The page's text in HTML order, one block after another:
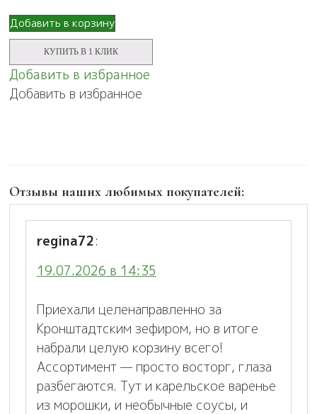
Добавить в корзину
КУПИТЬ В 1 КЛИК
Добавить в избранное
Добавить в избранное
Отзывы наших любимых покупателей:
regina72:
19.07.2026 в 14:35
Приехали целенаправленно за
Кронштадтским зефиром, но в итоге
набрали целую корзину всего!
Ассортимент — просто восторг, глаза
разбегаются. Тут и карельское варенье
из морошки, и необычные соусы, и